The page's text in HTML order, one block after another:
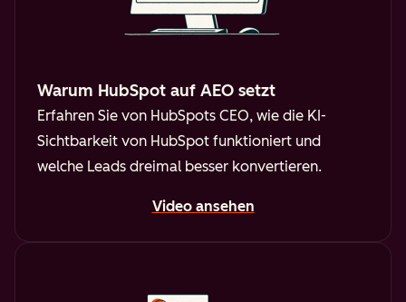
Warum HubSpot auf AEO setzt
Erfahren Sie von HubSpots CEO, wie die KI-
Sichtbarkeit von HubSpot funktioniert und
welche Leads dreimal besser konvertieren.
Video ansehen